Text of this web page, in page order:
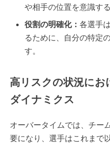
や相手の位置を意識す
役割の明確化： 各選手
るために、自分の特定
す。
高リスクの状況に
ダイナミクス
オーバータイムでは、チー
要になり、選手はこれまで